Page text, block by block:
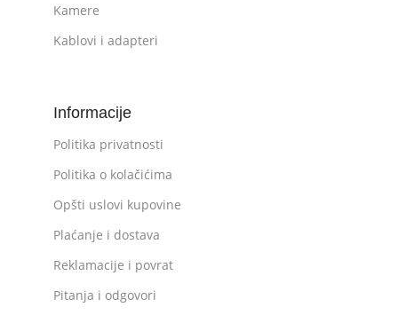
Kamere
Kablovi i adapteri
Informacije
Politika privatnosti
Politika o kolačićima
Opšti uslovi kupovine
Plaćanje i dostava
Reklamacije i povrat
Pitanja i odgovori